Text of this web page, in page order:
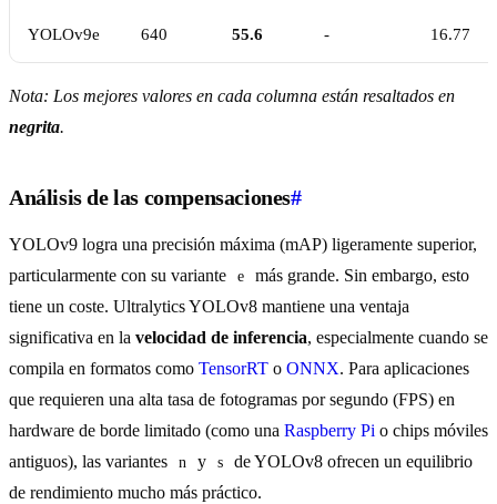
YOLOv9e 640 55.6 - 16.77
Nota: Los mejores valores en cada columna están resaltados en
negrita.
Análisis de las compensaciones#
YOLOv9 logra una precisión máxima (mAP) ligeramente superior,
particularmente con su variante
e
más grande. Sin embargo, esto
tiene un coste. Ultralytics YOLOv8 mantiene una ventaja
significativa en la velocidad de inferencia, especialmente cuando se
compila en formatos como TensorRT o ONNX. Para aplicaciones
que requieren una alta tasa de fotogramas por segundo (FPS) en
hardware de borde limitado (como una Raspberry Pi o chips móviles
antiguos), las variantes
n y s
de YOLOv8 ofrecen un equilibrio
de rendimiento mucho más práctico.